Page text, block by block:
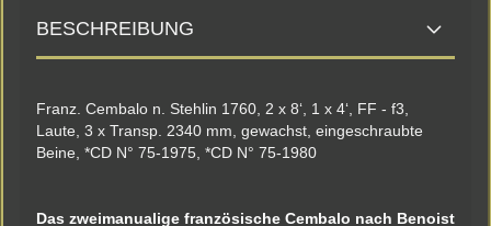
BESCHREIBUNG
Franz. Cembalo n. Stehlin 1760, 2 x 8‘, 1 x 4‘, FF - f3,
Laute, 3 x Transp. 2340 mm, gewachst, eingeschraubte
Beine, *CD N° 75-1975, *CD N° 75-1980
Das zweimanualige französische Cembalo nach Benoist